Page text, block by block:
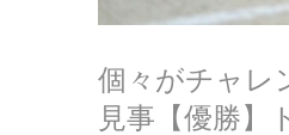
個々がチャレ
見事【優勝】